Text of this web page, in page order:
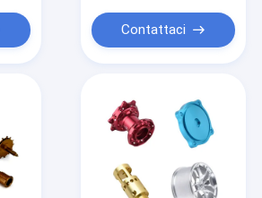
Contattaci